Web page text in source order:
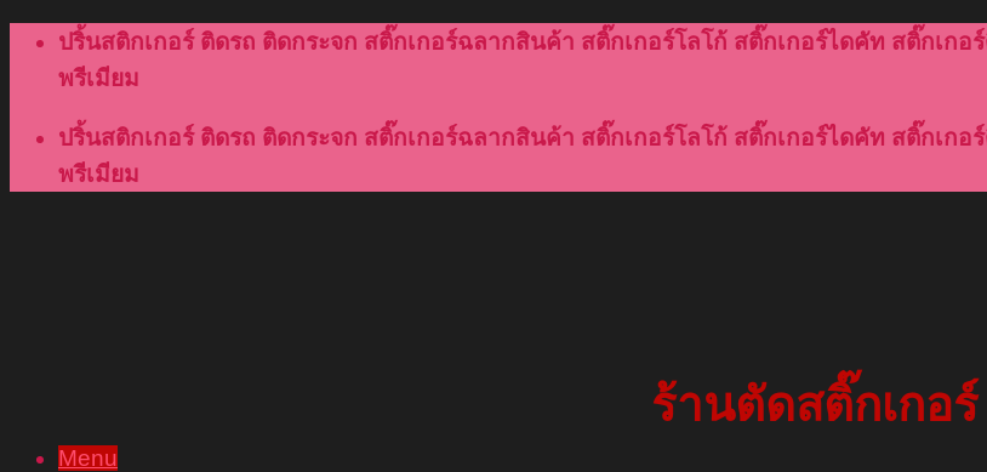
Skip
content
ปริ้นสติกเกอร์ ติดรถ ติดกระจก สติ๊กเกอร์ฉลากสินค้า สติ๊กเกอร์โลโก้ สติ๊กเกอร์ไดคัท สติ๊กเ
พรีเมียม
ปริ้นสติกเกอร์ ติดรถ ติดกระจก สติ๊กเกอร์ฉลากสินค้า สติ๊กเกอร์โลโก้ สติ๊กเกอร์ไดคัท สติ๊กเ
พรีเมียม
Menu
ร้านตัดสติ๊กเกอร์